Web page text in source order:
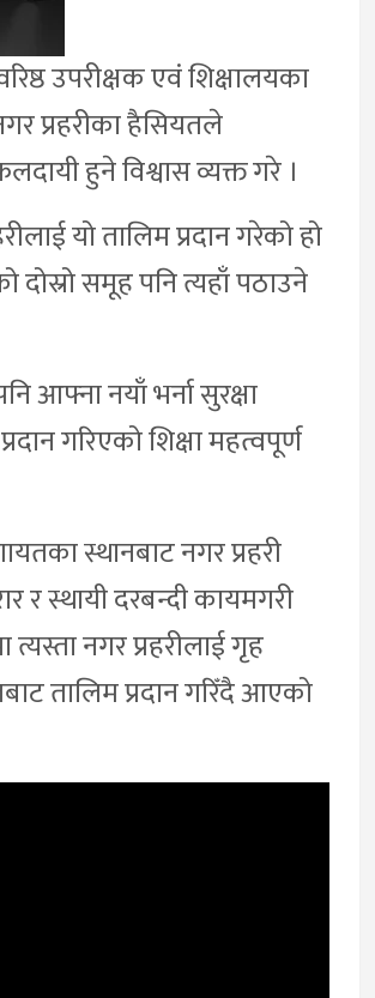
उपरीक्षक एवं शिक्षालयका
प्रहरीका हैसियतले
हुने विश्वास व्यक्त गरे ।
यो तालिम प्रदान गरेको हो
समूह पनि त्यहाँ पठाउने
आफ्ना नयाँ भर्ना सुरक्षा
गरिएको शिक्षा महत्वपूर्ण
स्थानबाट नगर प्रहरी
स्थायी दरबन्दी कायमगरी
नगर प्रहरीलाई गृह
तालिम प्रदान गरिँदै आएको